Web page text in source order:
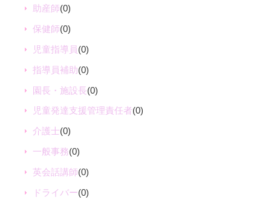
助産師(0)
保健師(0)
児童指導員(0)
指導員補助(0)
園長・施設長(0)
児童発達支援管理責任者(0)
介護士(0)
一般事務(0)
英会話講師(0)
ドライバー(0)